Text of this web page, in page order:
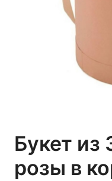
Букет из
розы в